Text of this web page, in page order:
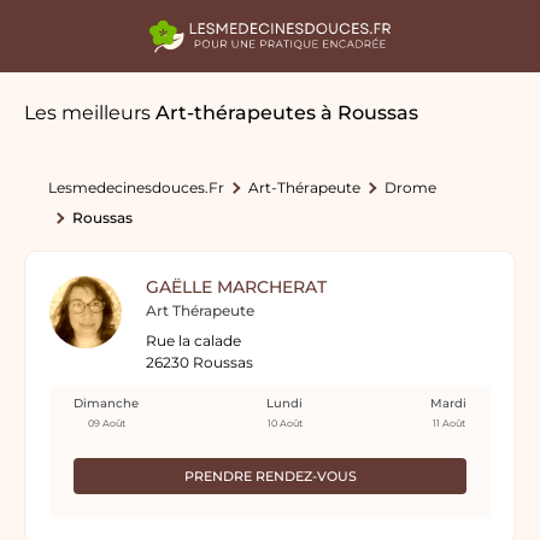
Les meilleurs Art-thérapeutes à Roussas
Lesmedecinesdouces.fr Art-Thérapeute
Drome
Roussas
GAËLLE MARCHERAT
Art Thérapeute
Rue la calade
26230 Roussas
PRENDRE RENDEZ-VOUS
Dimanche
09 Août
Lundi
10 Août
Mardi
11 Août